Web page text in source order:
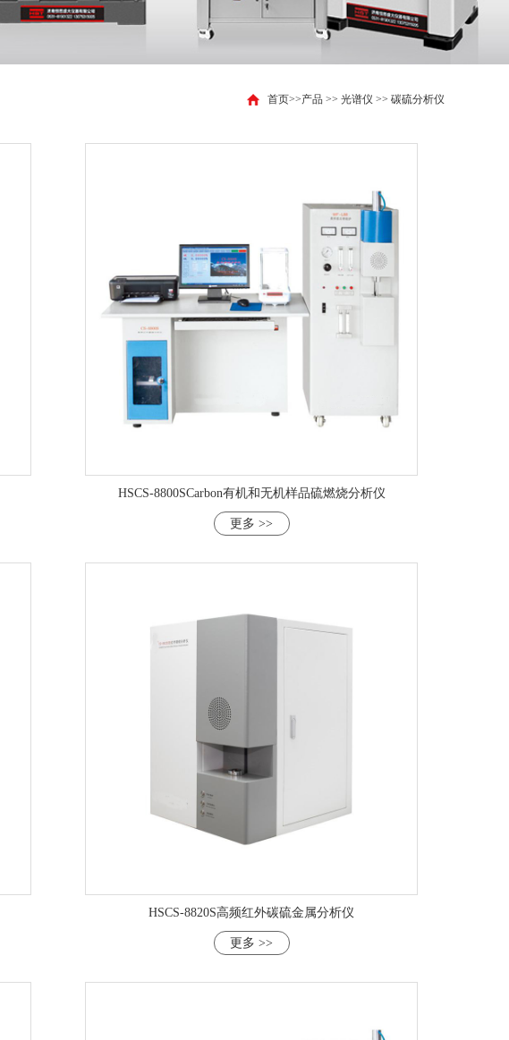
首页>>产品 >> 光谱仪 >> 碳硫分析仪
HSCS-8800SCarbon有机和无机样品硫燃烧分析仪
更多 >>
HSCS-8820S高频红外碳硫金属分析仪
更多 >>